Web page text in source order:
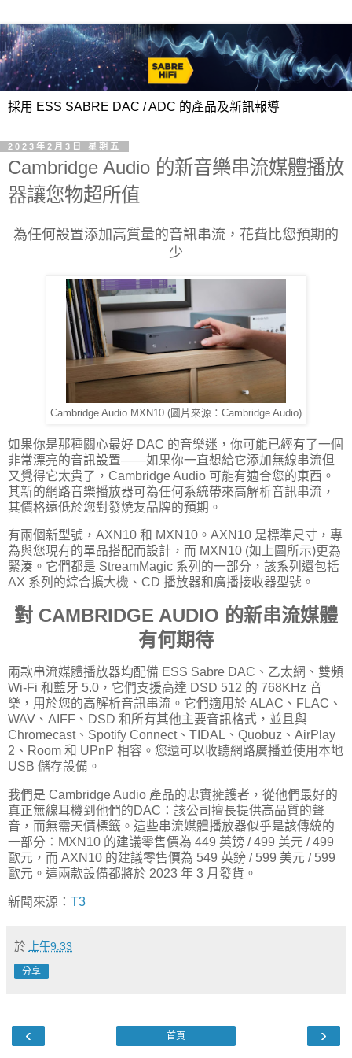
採用 ESS SABRE DAC / ADC 的產品及新訊報導
2023年2月3日 星期五
Cambridge Audio 的新音樂串流媒體播放
器讓您物超所值
為任何設置添加高質量的音訊串流，花費比您預期的
少
Cambridge Audio MXN10 (圖片來源：Cambridge Audio)
如果你是那種關心最好 DAC 的音樂迷，你可能已經有了一個
非常漂亮的音訊設置——如果你一直想給它添加無線串流但
又覺得它太貴了，Cambridge Audio 可能有適合您的東西。
其新的網路音樂播放器可為任何系統帶來高解析音訊串流，
其價格遠低於您對發燒友品牌的預期。
有兩個新型號，AXN10 和 MXN10。AXN10 是標準尺寸，專
為與您現有的單品搭配而設計，而 MXN10 (如上圖所示)更為
緊湊。它們都是 StreamMagic 系列的一部分，該系列還包括
AX 系列的綜合擴大機、CD 播放器和廣播接收器型號。
對 CAMBRIDGE AUDIO 的新串流媒體
有何期待
兩款串流媒體播放器均配備 ESS Sabre DAC、乙太網、雙頻
Wi-Fi 和藍牙 5.0，它們支援高達 DSD 512 的 768KHz 音
樂，用於您的高解析音訊串流。它們適用於 ALAC、FLAC、
WAV、AIFF、DSD 和所有其他主要音訊格式，並且與
Chromecast、Spotify Connect、TIDAL、Quobuz、AirPlay
2、Room 和 UPnP 相容。您還可以收聽網路廣播並使用本地
USB 儲存設備。
我們是 Cambridge Audio 產品的忠實擁護者，從他們最好的
真正無線耳機到他們的DAC：該公司擅長提供高品質的聲
音，而無需天價標籤。這些串流媒體播放器似乎是該傳統的
一部分：MXN10 的建議零售價為 449 英鎊 / 499 美元 / 499
歐元，而 AXN10 的建議零售價為 549 英鎊 / 599 美元 / 599
歐元。這兩款設備都將於 2023 年 3 月發貨。
新聞來源： T3
於 上午9:33
分享
‹ ›
首頁